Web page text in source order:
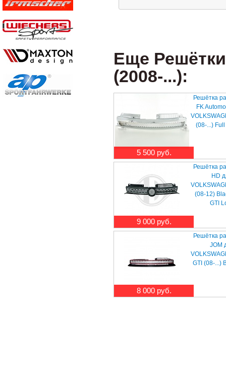
Еще
(2008-...):
5 500 руб.
Решётка
FK
(08-...)
9 000 руб.
Решётка
HD
(08-12)
GTI
8 000 руб.
Решётка
JOM
GTI (08-...)